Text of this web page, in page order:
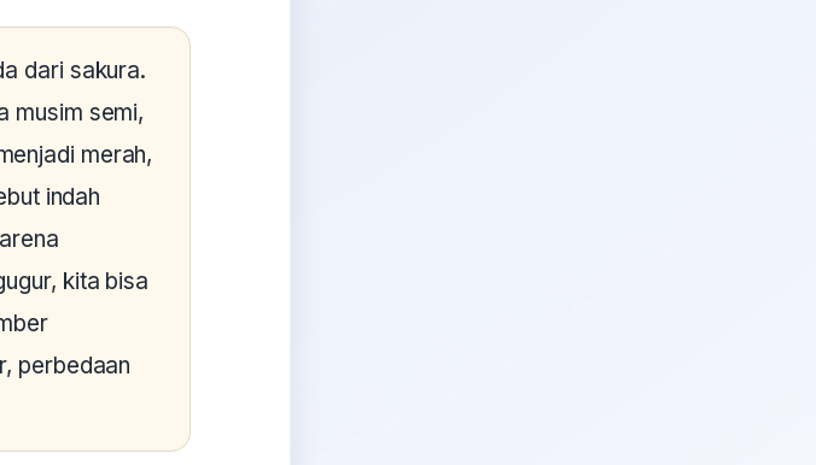
dari sakura.
musim semi,
merah,
indah
kita bisa
perbedaan